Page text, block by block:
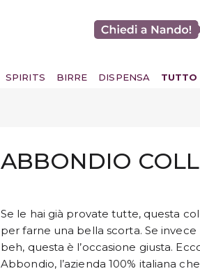
SPIRITS BIRRE DISPENSA TUTTO
ABBONDIO
Se le hai già provate tutte, questa
per farne una bella scorta. Se
beh, questa è l’occasione giusta.
Abbondio, l’azienda 100% italiana